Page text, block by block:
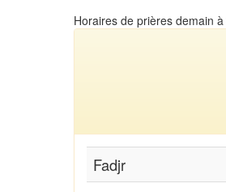
Horaires de prières demain
Fadjr